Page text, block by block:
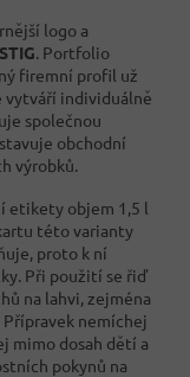
logo a
. Portfolio
firemní profil už
vytváří individuálně
společnou
obchodní
výrobků.
etikety objem 1,5 l
této varianty
proto k ní
Při použití se řiď
na lahvi, zejména
nemíchej
mimo dosah dětí a
pokynů na